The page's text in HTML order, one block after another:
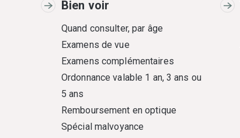
Bien voir
Quand consulter, par âge
Examens de vue
Examens complémentaires
Ordonnance valable 1 an, 3 ans ou
5 ans
Remboursement en optique
Spécial malvoyance